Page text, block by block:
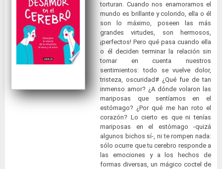
torturan. Cuando nos enamoramos el
mundo es brillante y colorido, ella o él
son lo máximo, poseen las más
grandes virtudes, son hermosos,
¡perfectos! Pero qué pasa cuando ella
o él deciden terminar la relación sin
tomar en cuenta nuestros
sentimientos: todo se vuelve dolor,
tristeza, oscuridad# ¿Qué fue de tan
inmenso amor? ¿A dónde volaron las
mariposas que sentíamos en el
estómago? ¿Por qué me han roto el
corazón? Lo cierto es que ni tenías
mariposas en el estómago -quizá
algunos bichos sí-, ni te rompen nada:
sólo ocurre que tu cerebro responde a
las emociones y a los hechos de
formas diversas, un mágico coctel de